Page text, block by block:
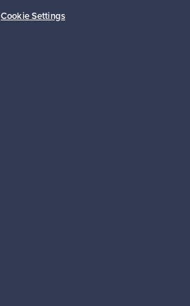
Cookie Settings